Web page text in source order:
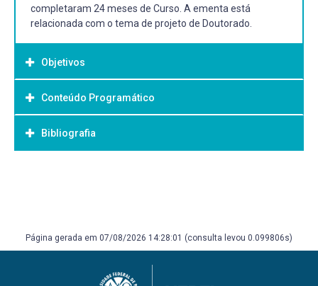
completaram 24 meses de Curso. A ementa está
relacionada com o tema de projeto de Doutorado.
Objetivos
Objetivo Geral:
Conteúdo Programático
O programa da disciplina está relacionado ao
desenvolvimento do projeto de Doutorado.
Bibliografia
Página gerada em 07/08/2026 14:28:01 (consulta levou 0.099806s)